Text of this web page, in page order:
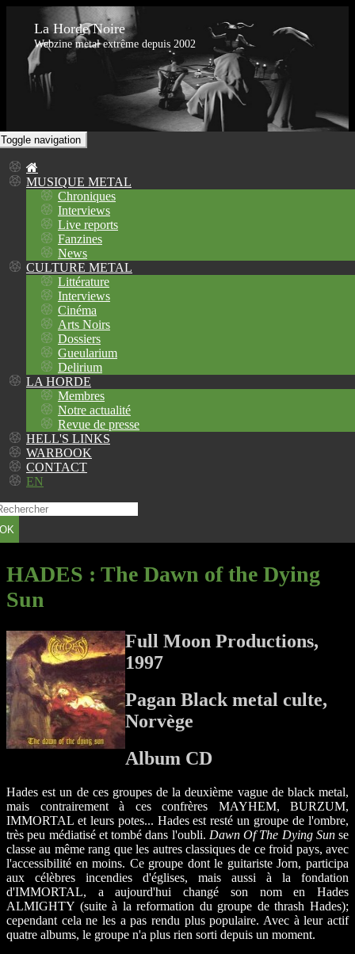
La Horde Noire
Webzine metal extrême depuis 2002
Toggle navigation
MUSIQUE METAL
Chroniques
Interviews
Live reports
Fanzines
News
CULTURE METAL
Littérature
Interviews
Cinéma
Arts Noirs
Dossiers
Gueularium
Delirium
LA HORDE
Membres
Notre actualité
Revue de presse
HELL'S LINKS
WARBOOK
CONTACT
EN
OK
HADES : The Dawn of the Dying
Sun
Full Moon Productions,
1997
Pagan Black metal culte,
Norvège
Album CD
Hades est un de ces groupes de la deuxième vague de black metal,
mais contrairement à ces confrères MAYHEM, BURZUM,
IMMORTAL et leurs potes... Hades est resté un groupe de l'ombre,
très peu médiatisé et tombé dans l'oubli. Dawn Of The Dying Sunse
classe au même rang que les autres classiques de ce froid pays, avec
l'accessibilité en moins. Ce groupe dont le guitariste Jorn, participa
aux célèbres incendies d'églises, mais aussi à la fondation
d'IMMORTAL, a aujourd'hui changé son nom en Hades
ALMIGHTY (suite à la reformation du groupe de thrash Hades);
cependant cela ne les a pas rendu plus populaire. Avec à leur actif
quatre albums, le groupe n'a plus rien sorti depuis un moment.